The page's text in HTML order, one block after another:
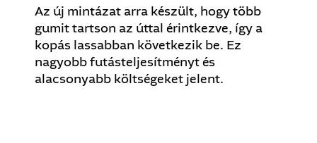
Az új mintázat arra készült, hogy több
gumit tartson az úttal érintkezve, így a
kopás lassabban következik be. Ez
nagyobb futásteljesítményt és
alacsonyabb költségeket jelent.